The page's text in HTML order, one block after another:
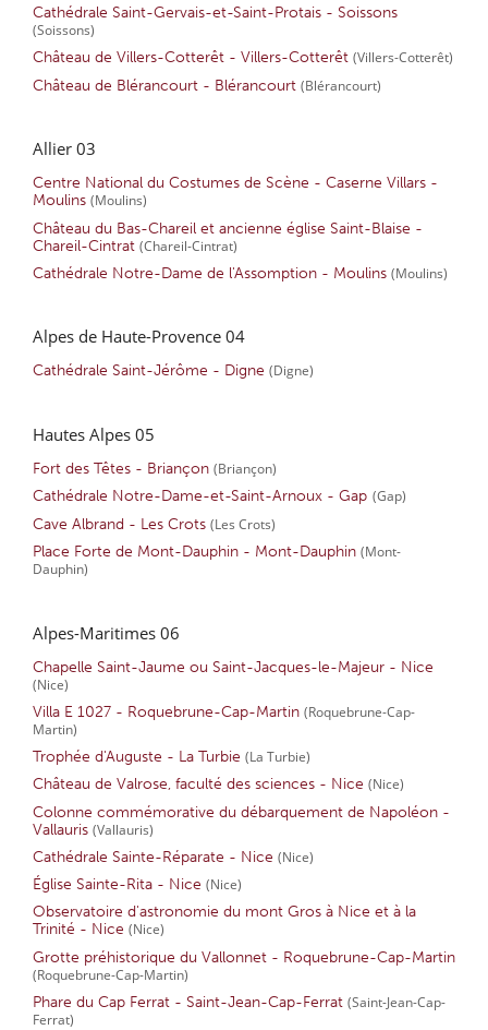
Cathédrale Saint-Gervais-et-Saint-Protais - Soissons
(Soissons)
Château de Villers-Cotterêt - Villers-Cotterêt (Villers-Cotterêt)
Château de Blérancourt - Blérancourt (Blérancourt)
Allier 03
Centre National du Costumes de Scène - Caserne Villars -
Moulins (Moulins)
Château du Bas-Chareil et ancienne église Saint-Blaise -
Chareil-Cintrat (Chareil-Cintrat)
Cathédrale Notre-Dame de l'Assomption - Moulins (Moulins)
Alpes de Haute-Provence 04
Cathédrale Saint-Jérôme - Digne (Digne)
Hautes Alpes 05
Fort des Têtes - Briançon (Briançon)
Cathédrale Notre-Dame-et-Saint-Arnoux - Gap (Gap)
Cave Albrand - Les Crots (Les Crots)
Place Forte de Mont-Dauphin - Mont-Dauphin (Mont-
Dauphin)
Alpes-Maritimes 06
Chapelle Saint-Jaume ou Saint-Jacques-le-Majeur - Nice
(Nice)
Villa E 1027 - Roquebrune-Cap-Martin (Roquebrune-Cap-
Martin)
Trophée d'Auguste - La Turbie (La Turbie)
Château de Valrose, faculté des sciences - Nice (Nice)
Colonne commémorative du débarquement de Napoléon -
Vallauris (Vallauris)
Cathédrale Sainte-Réparate - Nice (Nice)
Église Sainte-Rita - Nice (Nice)
Observatoire d'astronomie du mont Gros à Nice et à la
Trinité - Nice (Nice)
Grotte préhistorique du Vallonnet - Roquebrune-Cap-Martin
(Roquebrune-Cap-Martin)
Phare du Cap Ferrat - Saint-Jean-Cap-Ferrat (Saint-Jean-Cap-
Ferrat)